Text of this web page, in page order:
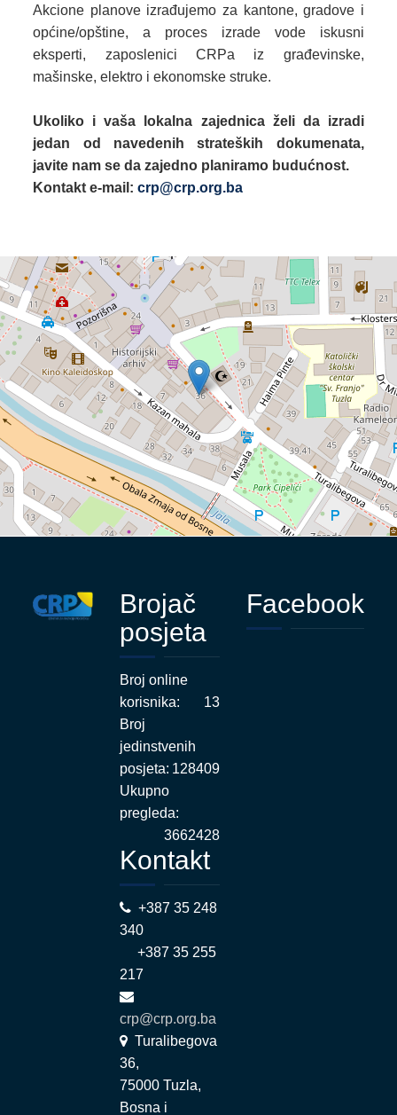
Akcione planove izrađujemo za kantone, gradove i
općine/opštine, a proces izrade vode iskusni
eksperti, zaposlenici CRPa iz građevinske,
mašinske, elektro i ekonomske struke.
Ukoliko i vaša lokalna zajednica želi da izradi
jedan od navedenih strateških dokumenata,
javite nam se da zajedno planiramo budućnost.
Kontakte-mail:crp@crp.org.ba
Brojač
posjeta
Broj online
korisnika:
13
Broj
jedinstvenih
posjeta: 128409
Ukupno
pregleda:
3662428
Kontakt
+387 35 248
340
+387 35 255
217
crp@crp.org.ba
Turalibegova
36,
75000 Tuzla,
Bosna i
Facebook